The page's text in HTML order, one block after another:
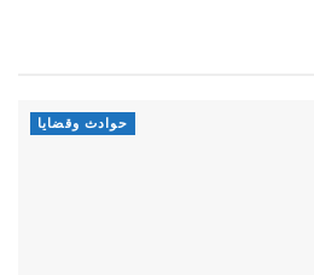
حوادث وقضايا